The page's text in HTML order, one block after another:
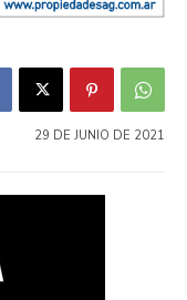
29 DE JUNIO DE 2021